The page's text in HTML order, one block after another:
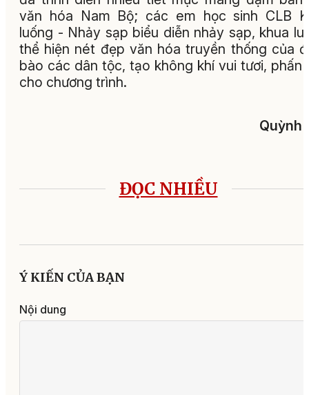
văn hóa Nam Bộ; các em học sinh CLB
luống - Nhảy sạp biểu diễn nhảy sạp, khua
thể hiện nét đẹp văn hóa truyền thống của
bào các dân tộc, tạo không khí vui tươi, phấn
cho chương trình.
Quỳnh
ĐỌC NHIỀU
Ý KIẾN CỦA BẠN
Nội dung